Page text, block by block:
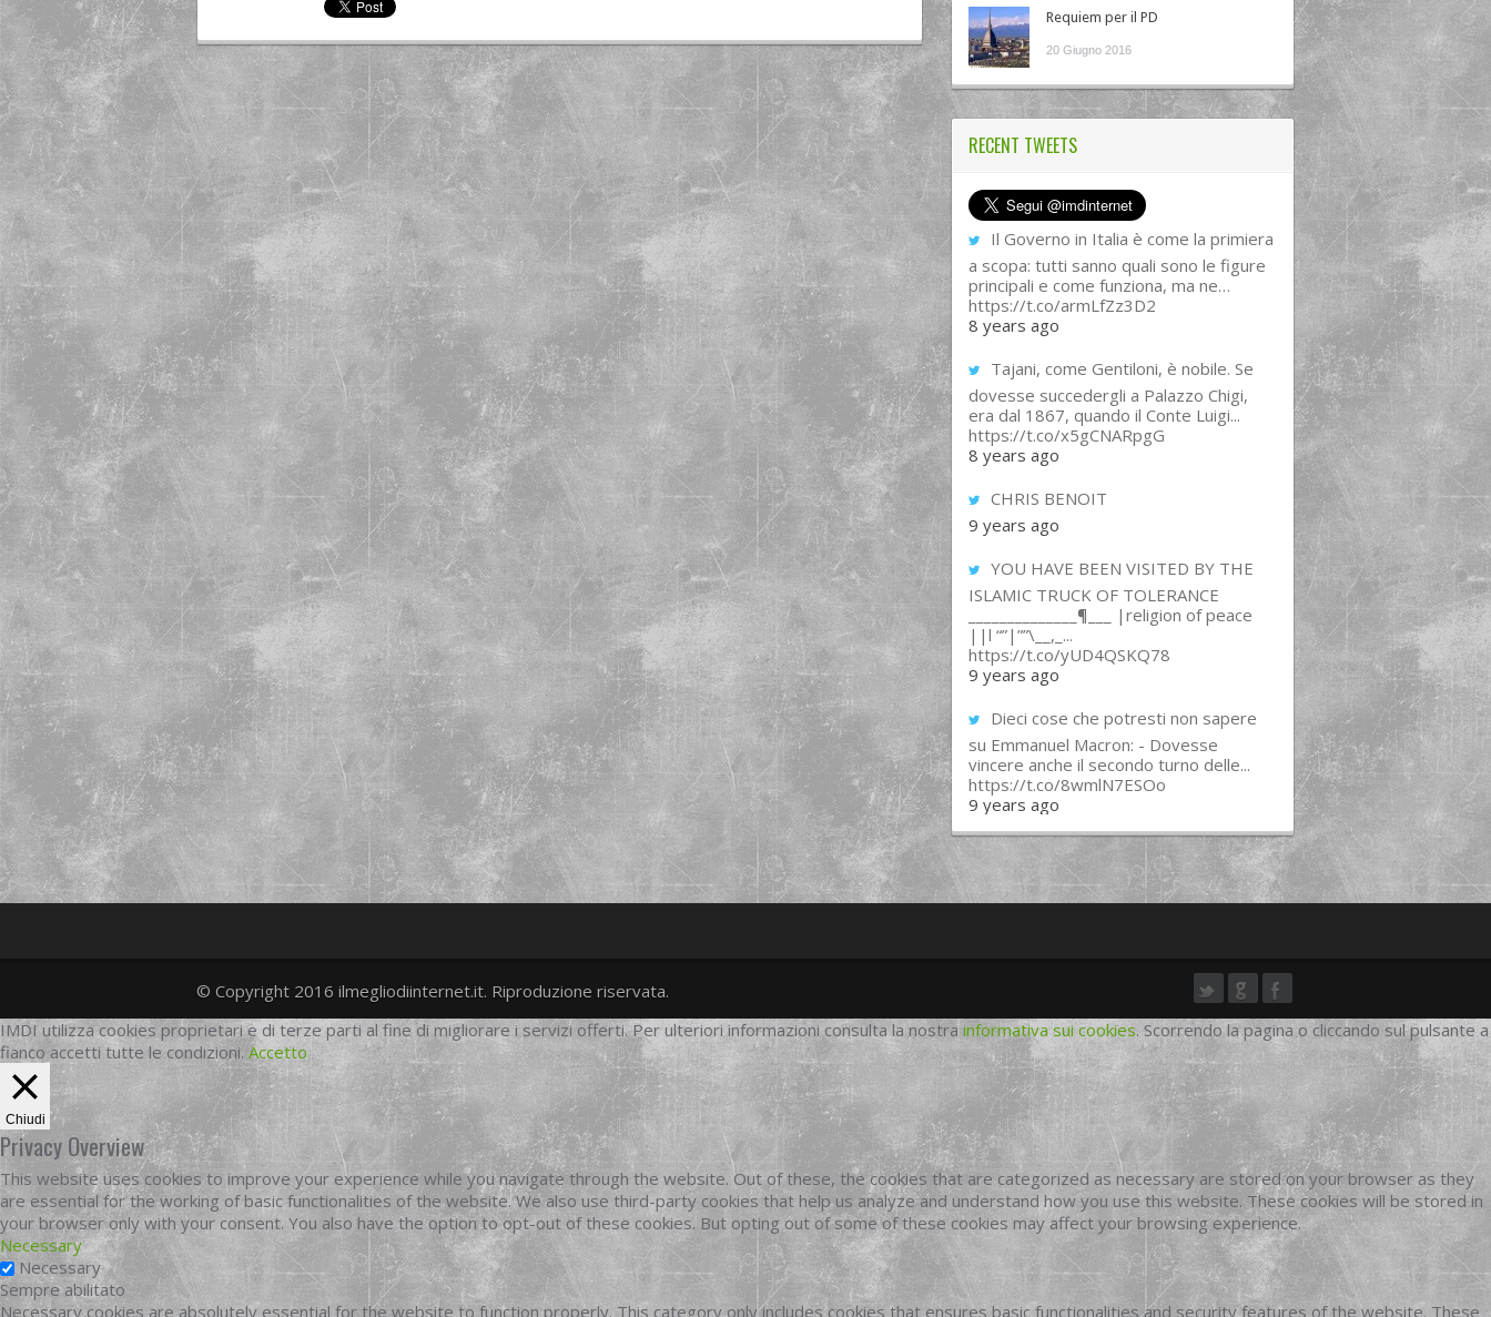
Requiem per il PD
20 Giugno 2016
RECENT TWEETS
Il Governo in Italia è come la primiera
a scopa: tutti sanno quali sono le figure
principali e come funziona, ma ne…
https://t.co/armLfZz3D2
8 years ago
Tajani, come Gentiloni, è nobile. Se
dovesse succedergli a Palazzo Chigi,
era dal 1867, quando il Conte Luigi...
https://t.co/x5gCNARpgG
8 years ago
CHRIS BENOIT
9 years ago
YOU HAVE BEEN VISITED BY THE
ISLAMIC TRUCK OF TOLERANCE
______________¶___ |religion of peace
||l “”|””\__,_...
https://t.co/yUD4QSKQ78
9 years ago
Dieci cose che potresti non sapere
su Emmanuel Macron: - Dovesse
vincere anche il secondo turno delle...
https://t.co/8wmlN7ESOo
9 years ago
twittergoogleplus
facebook
© Copyright 2016 ilmegliodiinternet.it. Riproduzione riservata.
IMDI utilizza cookies proprietari e di terze parti al fine di migliorare i servizi offerti. Per ulteriori informazioni consulta la nostra informativa sui cookies. Scorrendo la pagina o cliccando sul pulsante a
fianco accetti tutte le condizioni. Accetto
Chiudi
Privacy Overview
This website uses cookies to improve your experience while you navigate through the website. Out of these, the cookies that are categorized as necessary are stored on your browser as they
are essential for the working of basic functionalities of the website. We also use third-party cookies that help us analyze and understand how you use this website. These cookies will be stored in
your browser only with your consent. You also have the option to opt-out of these cookies. But opting out of some of these cookies may affect your browsing experience.
Necessary
Necessary
Sempre abilitato
Necessary cookies are absolutely essential for the website to function properly. This category only includes cookies that ensures basic functionalities and security features of the website. These